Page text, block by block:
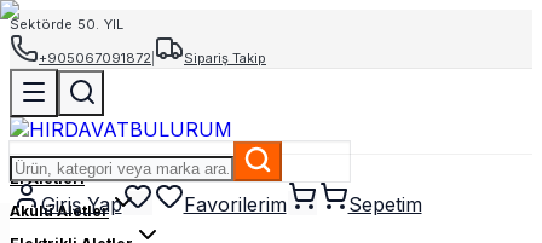
Sektörde 50. YIL
+905067091872
Sipariş Takip
Giriş Yap Favorilerim Sepetim
El Aletleri
Akülü Aletler